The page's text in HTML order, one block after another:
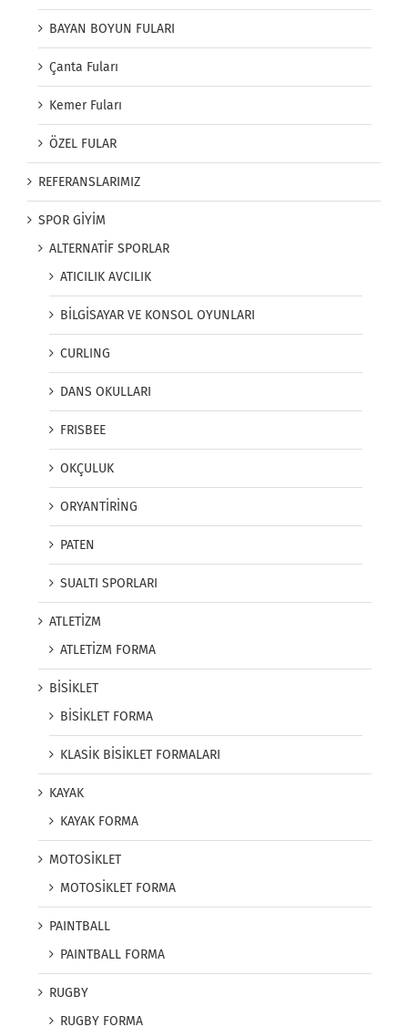
BAYAN BOYUN FULARI
Çanta Fuları
Kemer Fuları
ÖZEL FULAR
REFERANSLARIMIZ
SPOR GİYİM
ALTERNATİF SPORLAR
ATICILIK AVCILIK
BİLGİSAYAR VE KONSOL OYUNLARI
CURLING
DANS OKULLARI
FRISBEE
OKÇULUK
ORYANTİRİNG
PATEN
SUALTI SPORLARI
ATLETİZM
ATLETİZM FORMA
BİSİKLET
BİSİKLET FORMA
KLASİK BİSİKLET FORMALARI
KAYAK
KAYAK FORMA
MOTOSİKLET
MOTOSİKLET FORMA
PAINTBALL
PAINTBALL FORMA
RUGBY
RUGBY FORMA